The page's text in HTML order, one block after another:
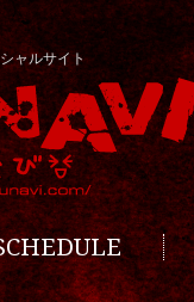
ャルサイト